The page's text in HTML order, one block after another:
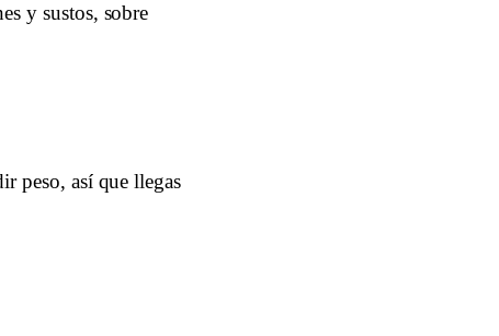
y sustos, sobre
peso, así que llegas